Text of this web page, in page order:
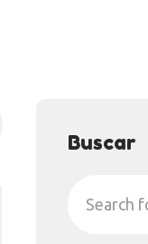
Buscar